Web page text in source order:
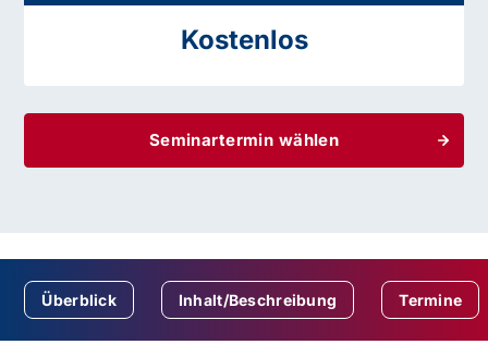
Kostenlos
Seminartermin wählen
Überblick Inhalt/Beschreibung Termine